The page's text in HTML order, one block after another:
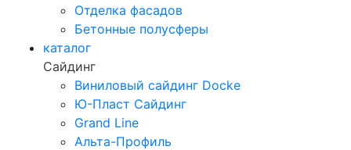
Отделка фасадов
Бетонные полусферы
каталог
Сайдинг
Виниловый сайдинг Docke
Ю-Пласт Сайдинг
Grand Line
Альта-Профиль